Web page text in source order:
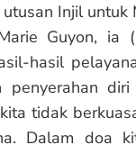
Injil
Guyon,
hasil
penyerahan
tidak
Dalam doa